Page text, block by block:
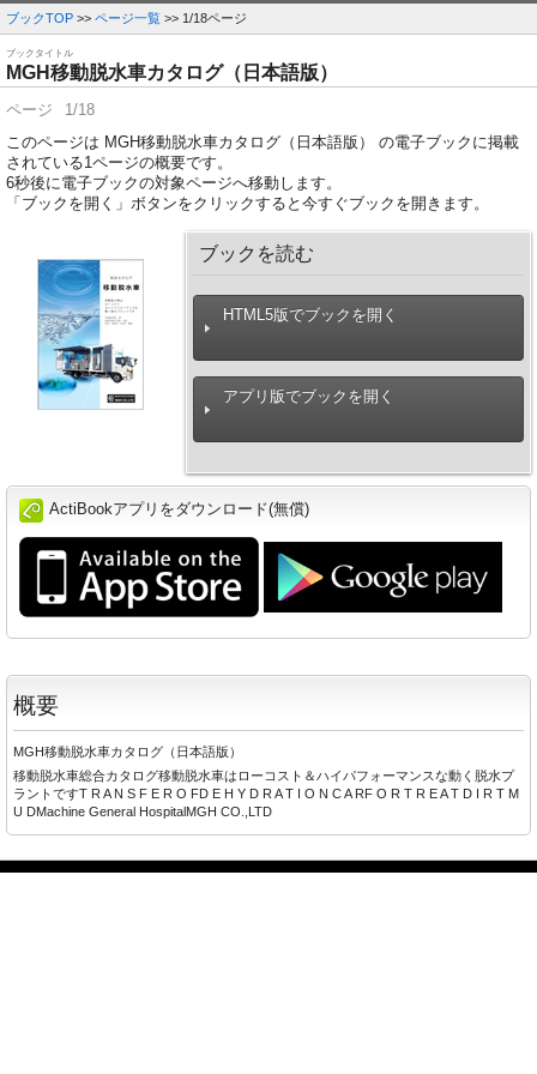
ブックTOP >> ページ一覧 >> 1/18ページ
ブックタイトル
MGH移動脱水車カタログ（日本語版）
ページ
1/18
このページは MGH移動脱水車カタログ（日本語版） の電子ブックに掲載
されている1ページの概要です。
6秒後に電子ブックの対象ページへ移動します。
「ブックを開く」ボタンをクリックすると今すぐブックを開きます。
ブックを読む
HTML5版でブックを開く
アプリ版でブックを開く
ActiBookアプリをダウンロード(無償)
概要
MGH移動脱水車カタログ（日本語版）
移動脱水車総合カタログ移動脱水車はローコスト＆ハイパフォーマンスな動く脱水プ
ラントですT R A N S F E R O FD E H Y D R A T I O N C A RF O R T R E A T D I R T M
U DMachine General HospitalMGH CO.,LTD